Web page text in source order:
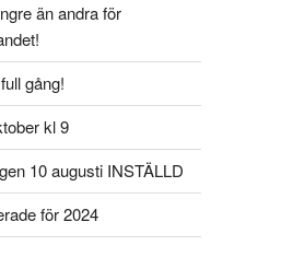
än andra för
gång!
kl 9
10 augusti INSTÄLLD​
för 2024